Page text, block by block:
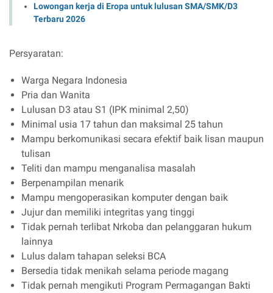
Lowongan kerja di Eropa untuk lulusan SMA/SMK/D3
Terbaru 2026
Persyaratan:
Warga Negara Indonesia
Pria dan Wanita
Lulusan D3 atau S1 (IPK minimal 2,50)
Minimal usia 17 tahun dan maksimal 25 tahun
Mampu berkomunikasi secara efektif baik lisan maupun
tulisan
Teliti dan mampu menganalisa masalah
Berpenampilan menarik
Mampu mengoperasikan komputer dengan baik
Jujur dan memiliki integritas yang tinggi
Tidak pernah terlibat Nrkoba dan pelanggaran hukum
lainnya
Lulus dalam tahapan seleksi BCA
Bersedia tidak menikah selama periode magang
Tidak pernah mengikuti Program Permagangan Bakti